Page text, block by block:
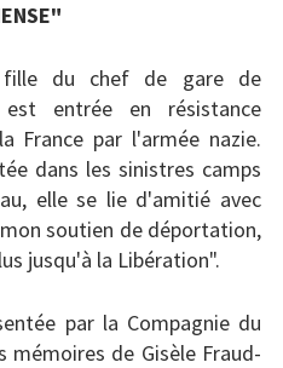
fille du chef de gare de
entrée en résistance
France par l'armée nazie.
dans les sinistres camps
elle se lie d'amitié avec
soutien de déportation,
jusqu'à la Libération".
par la Compagnie du
mémoires de Gisèle Fraud-